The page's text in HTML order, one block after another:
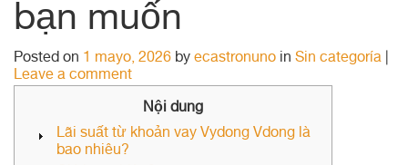
bạn muốn
Posted on 1 mayo, 2026 by ecastronuno in Sin categoría
Leave a comment
Nội dung
Lãi suất từ ​​khoản vay Vydong Vdong là
bao nhiêu?